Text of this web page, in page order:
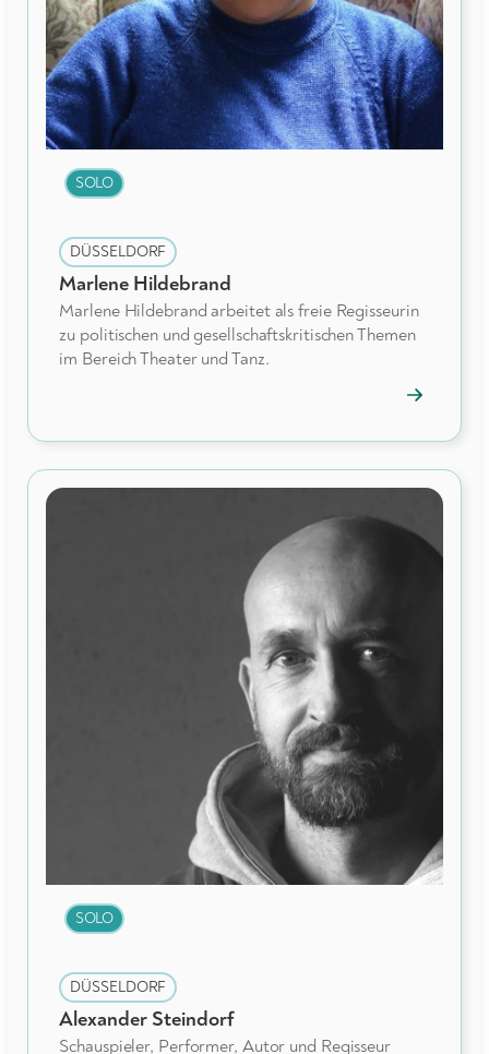
SOLO
DÜSSELDORF
Marlene Hildebrand
Marlene Hildebrand arbeitet als freie Regisseurin
zu politischen und gesellschaftskritischen Themen
im Bereich Theater und Tanz.
→
SOLO
DÜSSELDORF
Alexander Steindorf
Schauspieler, Performer, Autor und Regisseur